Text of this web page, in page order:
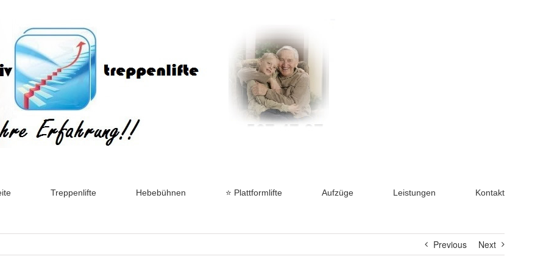
Treppenlifte Hebebühnen ⭐ Plattformlifte Aufzüge Leistungen Kontakt
Previous Next